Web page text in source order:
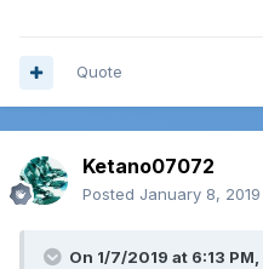
Quote
Ketano07072
Posted January 8, 2019
On 1/7/2019 at 6:13 PM,